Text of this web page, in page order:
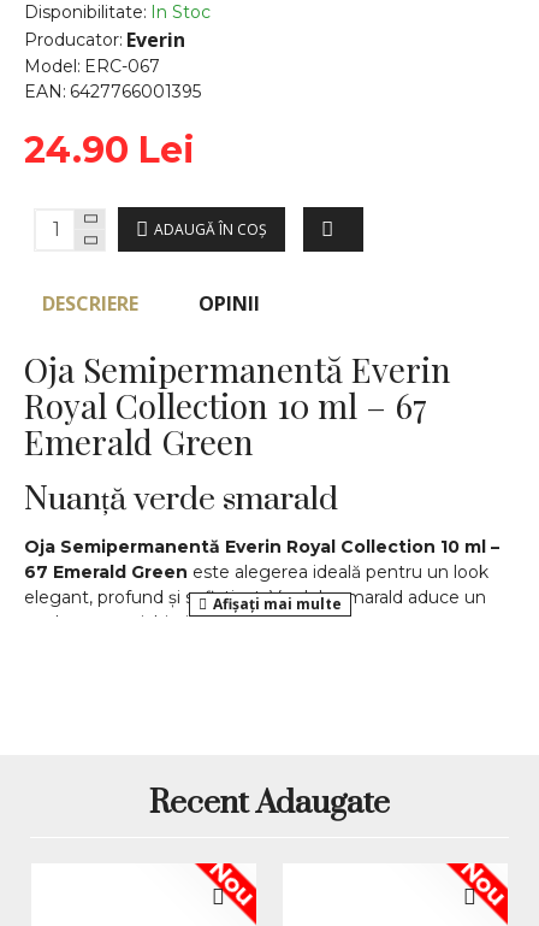
Disponibilitate: In Stoc
Producator: Everin
Model: ERC-067
EAN: 6427766001395
24.90 Lei
ADAUGĂ ÎN COŞ
DESCRIERE OPINII
Oja Semipermanentă Everin
Royal Collection 10 ml – 67
Emerald Green
Nuanță verde smarald
Oja Semipermanentă Everin Royal Collection 10 ml –
67 Emerald Green este alegerea ideală pentru un look
elegant, profund și sofisticat. Verdele smarald aduce un
aer luxos manichiurii tale.
Rezistență îndelungată
, manichiura ta rezistă
Polimerizare rapidă
Recent Adaugate
Nou Nou